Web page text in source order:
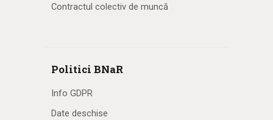
Contractul colectiv de muncă
Politici BNaR
Info GDPR
Date deschise